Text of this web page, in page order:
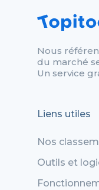
Nous
du marché
Un service
Liens utiles
Nos
Outils et